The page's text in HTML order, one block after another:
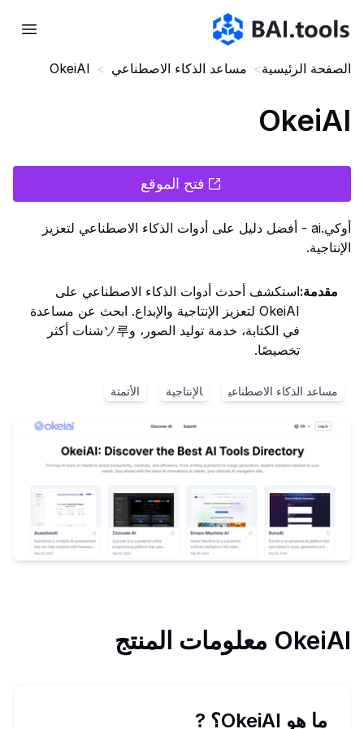
Bai.tools
الصفحة الرئيسية> مساعد الذكاء الاصطناعي >
OkeiAI
OkeiAI
فتح الموقع
أوكي.ai - أفضل دليل على أدوات الذكاء الاصطناعي لتعزيز
الإنتاجية.
مقدمة:استكشف أحدث أدوات الذكاء الاصطناعي على
OkeiAI لتعزيز الإنتاجية والإبداع. ابحث عن مساعدة
في الكتابة، خدمة توليد الصور، وソ루شنات أكثر
تخصيصًا.
مساعد الذكاء الاصطناعي الإنتاجية الأتمتة
OkeiAI معلومات المنتج
ما هو OkeiAI؟ ?